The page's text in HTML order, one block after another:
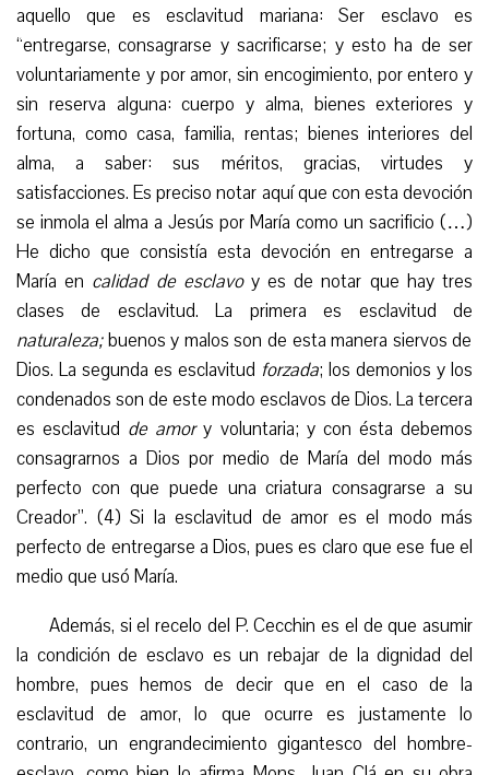
aquello que es esclavitud mariana: Ser esclavo es
“entregarse, consagrarse y sacrificarse; y esto ha de ser
voluntariamente y por amor, sin encogimiento, por entero y
sin reserva alguna: cuerpo y alma, bienes exteriores y
fortuna, como casa, familia, rentas; bienes interiores del
alma, a saber: sus méritos, gracias, virtudes y
satisfacciones. Es preciso notar aquí que con esta devoción
se inmola el alma a Jesús por María como un sacrificio (…)
He dicho que consistía esta devoción en entregarse a
María en calidad de esclavo y es de notar que hay tres
clases de esclavitud. La primera es esclavitud de
naturaleza;buenos y malos son de esta manera siervos de
Dios. La segunda es esclavitud forzada; los demonios y los
condenados son de este modo esclavos de Dios. La tercera
es esclavitud de amory voluntaria; y con ésta debemos
consagrarnos a Dios por medio de María del modo más
perfecto con que puede una criatura consagrarse a su
Creador”. (4) Si la esclavitud de amor es el modo más
perfecto de entregarse a Dios, pues es claro que ese fue el
medio que usó María.
Además, si el recelo del P. Cecchin es el de que asumir
la condición de esclavo es un rebajar de la dignidad del
hombre, pues hemos de decir que en el caso de la
esclavitud de amor, lo que ocurre es justamente lo
contrario, un engrandecimiento gigantesco del hombre-